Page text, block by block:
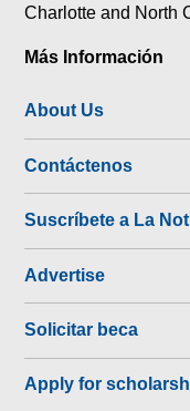
Charlotte and North
Más Información
About Us
Contáctenos
Suscríbete a La
Advertise
Solicitar beca
Apply for